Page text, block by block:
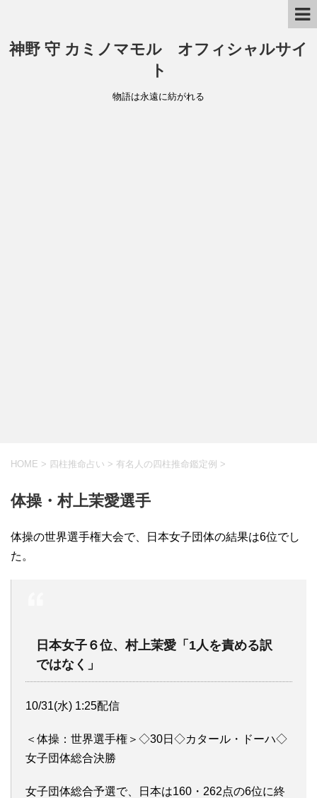
神野 守 カミノマモル オフィシャルサイ
ト
物語は永遠に紡がれる
HOME > 四柱推命占い > 有名人の四柱推命鑑定例 >
体操・村上茉愛選手
体操の世界選手権大会で、日本女子団体の結果は6位でし
た。
日本女子６位、村上茉愛「1人を責める訳
ではなく」
10/31(水) 1:25配信
＜体操：世界選手権＞◇30日◇カタール・ドーハ◇
女子団体総合決勝
女子団体総合予選で、日本は160・262点の6位に終